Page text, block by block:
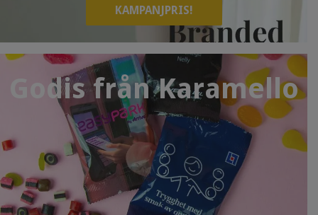
KAMPANJPRIS!
Godis från Karamello